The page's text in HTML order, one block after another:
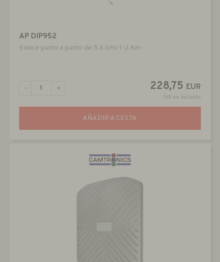
AP DIP952
Enlace punto a punto de 5.6 GHz 1-2 Km
228,75 EUR
IVA no incluido
- +
AÑADIR A CESTA